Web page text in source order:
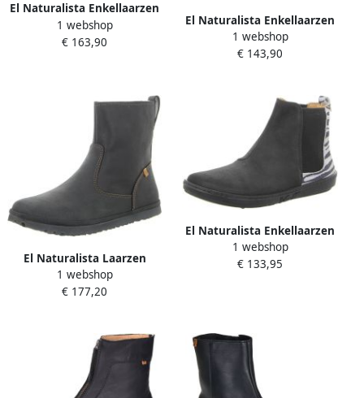
El Naturalista Enkellaarzen
1 webshop
€ 163,90
El Naturalista Enkellaarzen
Arenisca
1 webshop
€ 143,90
El Naturalista Laarzen
1 webshop
€ 177,20
El Naturalista Enkellaarzen
1 webshop
€ 133,95